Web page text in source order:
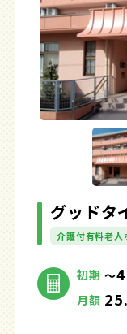
グッドタ
介護付有料老人
初期 ～
月額